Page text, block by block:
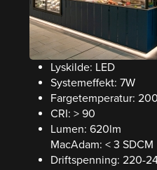
Lyskilde: LED
Systemeffekt: 7W
Fargetemperatur:
CRI: > 90
Lumen: 620lm
MacAdam: < 3 SDCM
Driftspenning: 220-